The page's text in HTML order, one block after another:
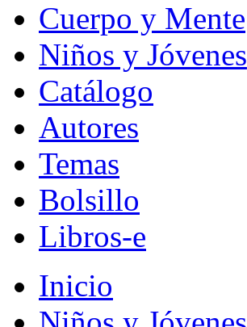
Cuerpo y Mente
Niños y Jóvenes
Catálogo
Autores
Temas
Bolsillo
Libros-e
Inicio